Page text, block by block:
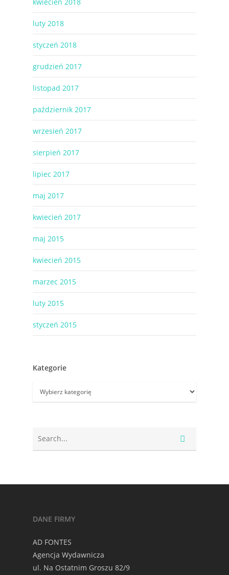
kwiecień 2018
luty 2018
styczeń 2018
grudzień 2017
listopad 2017
październik 2017
wrzesień 2017
sierpień 2017
lipiec 2017
maj 2017
kwiecień 2017
maj 2015
kwiecień 2015
marzec 2015
luty 2015
styczeń 2015
Kategorie
Kategorie
DANE FIRMY
AD FONTES
Agencja Wydawnicza
ul. Na Ostatnim Groszu 82/9